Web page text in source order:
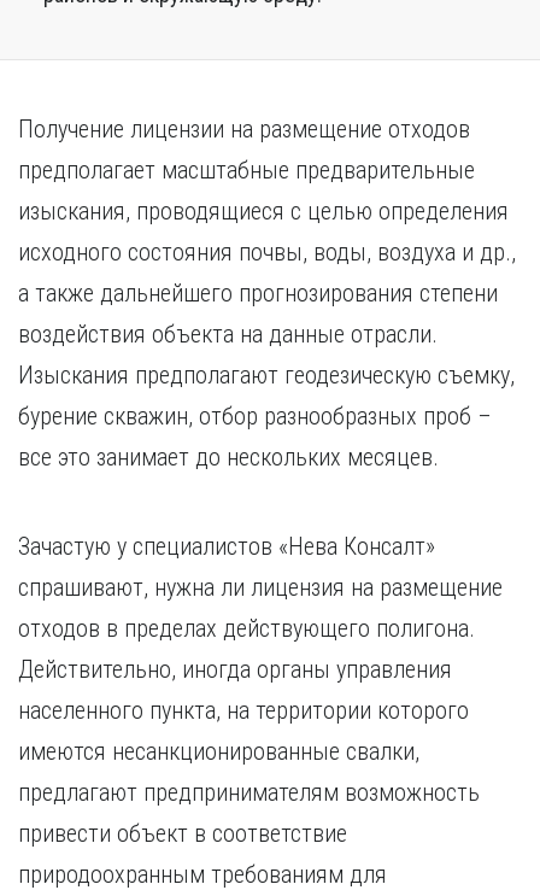
Получение лицензии на размещение отходов
предполагает масштабные предварительные
изыскания, проводящиеся с целью определения
исходного состояния почвы, воды, воздуха и др.,
а также дальнейшего прогнозирования степени
воздействия объекта на данные отрасли.
Изыскания предполагают геодезическую съемку,
бурение скважин, отбор разнообразных проб –
все это занимает до нескольких месяцев.
Зачастую у специалистов «Нева Консалт»
спрашивают, нужна ли лицензия на размещение
отходов в пределах действующего полигона.
Действительно, иногда органы управления
населенного пункта, на территории которого
имеются несанкционированные свалки,
предлагают предпринимателям возможность
привести объект в соответствие
природоохранным требованиям для